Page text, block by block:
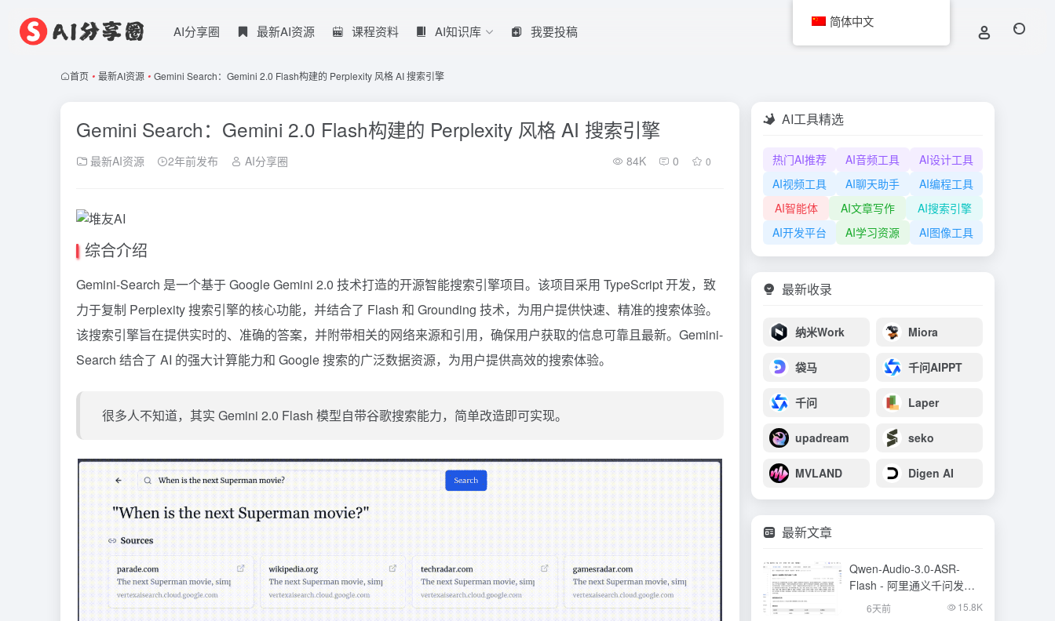
AI分享圈 最新AI资源 课程资料 AI知识库 我要投稿
首页 • 最新AI资源 • Gemini Search：Gemini 2.0 Flash构建的 Perplexity 风格 AI 搜索引擎
Gemini Search：Gemini 2.0 Flash构建的 Perplexity 风格 AI 搜索引擎
最新AI资源 2年前发布 AI分享圈 84K 0 0
综合介绍
Gemini-Search 是一个基于 GoogleGemini 2.0 技术打造的开源智能搜索引擎项目。该项目采用 TypeScript 开发，致
力于复制 Perplexity搜索引擎的核心功能，并结合了 Flash 和 Grounding 技术，为用户提供快速、精准的搜索体验。
该搜索引擎旨在提供实时的、准确的答案，并附带相关的网络来源和引用，确保用户获取的信息可靠且最新。Gemini-
Search 结合了 AI 的强大计算能力和 Google 搜索的广泛数据资源，为用户提供高效的搜索体验。
很多人不知道，其实 Gemini 2.0 Flash 模型自带谷歌搜索能力，简单改造即可实现。
AI工具精选
热门AI推荐 AI音频工具
AI设计工具
AI视频工具
AI聊天助手
AI编程工具
AI智能体
AI文章写作
AI搜索引擎
AI开发平台
AI学习资源 AI图像工具
最新收录
纳米Work Miora
袋马 千问AIPPT
千问 Laper
upadream seko
MVLAND Digen AI
最新文章
Qwen-Audio-3.0-ASR-
Flash - 阿里通义千问发布
的语音识别大模型
6天前 15.8K
简体中文